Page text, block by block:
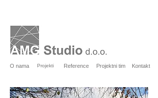
O nama Projekti Reference Projektni tim Kontakt